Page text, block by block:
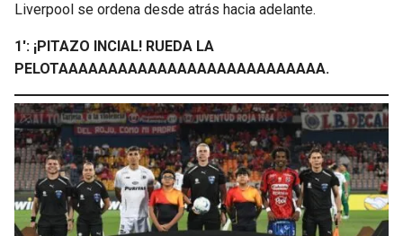
Liverpool se ordena desde atrás hacia adelante.
1′: ¡PITAZO INCIAL! RUEDA LA
PELOTAAAAAAAAAAAAAAAAAAAAAAAAAAA.